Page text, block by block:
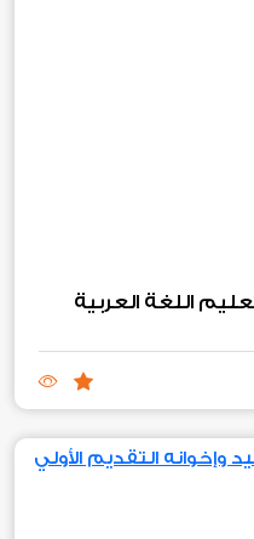
اللغة العربية